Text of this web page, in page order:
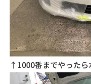
↑1000番までやったら